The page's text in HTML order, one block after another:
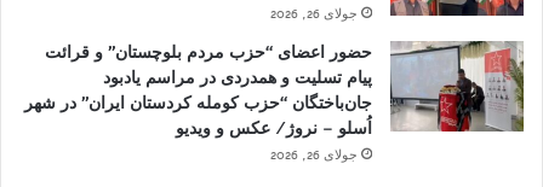
جولای 26, 2026
حضور اعضای “حزب مردم بلوچستان” و قرائت
پیام تسلیت و همدردی در مراسم یادبود
جان‌باختگان “حزب کومله کردستان ایران” در شهر
اُسلو – نروژ/ عکس و ویدیو
جولای 26, 2026